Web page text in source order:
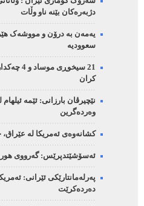
دژبەرەکان بێنە ناو وڵات
یەمەن بە درۆن و مووشەک
سعوودیە
21
کران
نێچیرڤان بارزانی: ئێمە
وەردەگرین
کشانەوەی ئەمریکا لە
ئەسۆشێتدپرێس: گەرووی
پەرلەمانتارێکی ئێرانی:
دەردەکرێت